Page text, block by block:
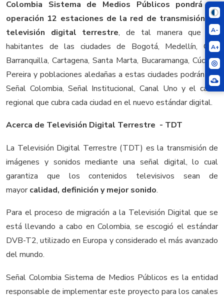
A-
A+
Colombia Sistema de Medios Públicos pondrá en
operación 12 estaciones de la red de transmisión de
televisión digital terrestre, de tal manera que los
habitantes de las ciudades de Bogotá, Medellín, Cali,
Barranquilla, Cartagena, Santa Marta, Bucaramanga, Cúcuta,
Pereira y poblaciones aledañas a estas ciudades podrán ver
Señal Colombia, Señal Institucional, Canal Uno y el canal
regional que cubra cada ciudad en el nuevo estándar digital.
Acerca de Televisión Digital Terrestre - TDT
La Televisión Digital Terrestre (TDT) es la transmisión de
imágenes y sonidos mediante una señal digital, lo cual
garantiza que los contenidos televisivos sean de
mayorcalidad, definición y mejor sonido.
Para el proceso de migración a la Televisión Digital que se
está llevando a cabo en Colombia, se escogió el estándar
DVB-T2, utilizado en Europa y considerado el más avanzado
del mundo.
Señal Colombia Sistema de Medios Públicos es la entidad
responsable de implementar este proyecto para los canales